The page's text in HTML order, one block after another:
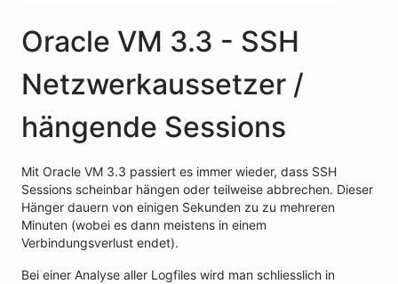
Oracle VM 3.3 - SSH
Netzwerkaussetzer /
hängende Sessions
Mit Oracle VM 3.3 passiert es immer wieder, dass SSH
Sessions scheinbar hängen oder teilweise abbrechen. Dieser
Hänger dauern von einigen Sekunden zu zu mehreren
Minuten (wobei es dann meistens in einem
Verbindungsverlust endet).
Bei einer Analyse aller Logfiles wird man schliesslich in